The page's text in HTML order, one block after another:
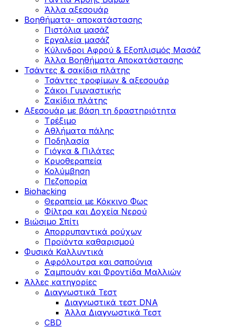
Άλλα αξεσουάρ
Βοηθήματα- αποκατάστασης
Πιστόλια μασάζ
Εργαλεία μασάζ
Κύλινδροι Αφρού & Εξοπλισμός Μασάζ
Άλλα Βοηθήματα Αποκατάστασης
Τσάντες & σακίδια πλάτης
Τσάντες τροφίμων & αξεσουάρ
Σάκοι Γυμναστικής
Σακίδια πλάτης
Αξεσουάρ με βάση τη δραστηριότητα
Tρέξιμο
Αθλήματα πάλης
Ποδηλασία
Γιόγκα & Πιλάτες
Κρυοθεραπεία
Κολύμβηση
Πεζοπορία
Biohacking
Θεραπεία με Κόκκινο Φως
Φίλτρα και Δοχεία Νερού
Βιώσιμο Σπίτι
Απορρυπαντικά ρούχων
Προϊόντα καθαρισμού
Φυσικά Καλλυντικά
Αφρόλουτρα και σαπούνια
Σαμπουάν και Φροντίδα Μαλλιών
Άλλες κατηγορίες
Διαγνωστικά Τεστ
Διαγνωστικά τεστ DNA
Άλλα Διαγνωστικά Τεστ
CBD